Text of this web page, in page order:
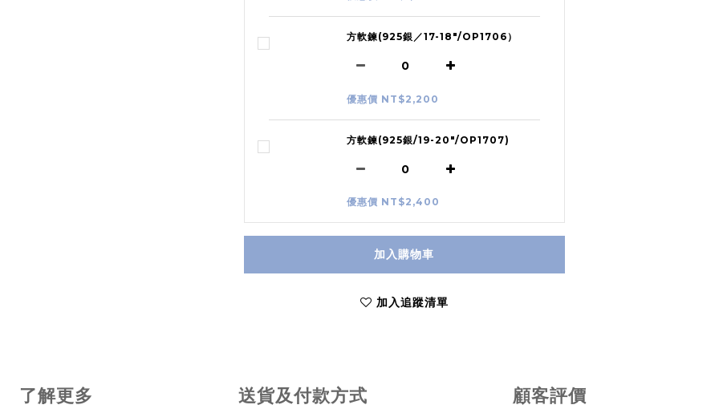
方軟鍊(925銀／17-18"/OP1706）
優惠價 NT$2,200
方軟鍊(925銀/19-20"/OP1707)
優惠價 NT$2,400
加入購物車
加入追蹤清單
了解更多 送貨及付款方式 顧客評價